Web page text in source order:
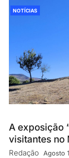
NOTÍCIAS
A exposição
visitantes no
Redação Agosto